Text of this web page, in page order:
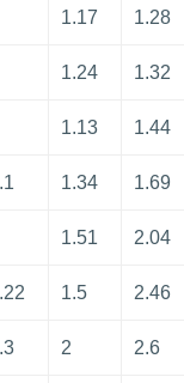
1.17 1.28
1.24 1.32
1.13 1.44
1.34 1.69
1.51 2.04
1.5 2.46
2 2.6